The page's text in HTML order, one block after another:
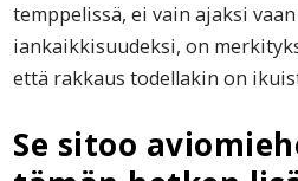
temppelissä, ei vain ajaksi
iankaikkisuudeksi, on
että rakkaus todellakin on
Se sitoo